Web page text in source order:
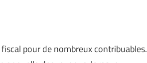
pour de nombreux contribuables.